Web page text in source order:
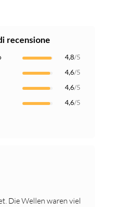
recensione
4,8/5
4,6/5
4,6/5
4,6/5
Die Wellen waren viel